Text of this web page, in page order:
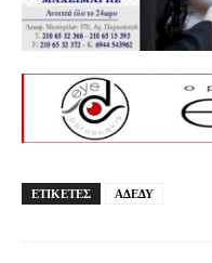
ΕΤΙΚΕΤΕΣ ΑΔΕΔΥ